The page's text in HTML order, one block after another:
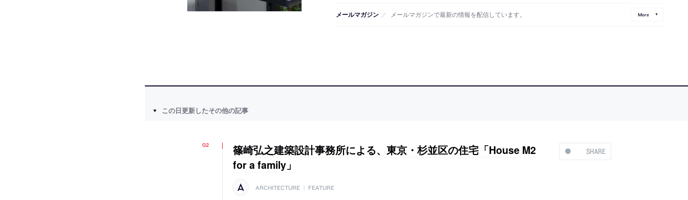
メールマガジン ／ メールマガジンで最新の情報を配信しています。 More
この日更新したその他の記事
SHARE
篠崎弘之建築設計事務所による、東京・杉並区の住宅「House M2
for a family」
ARCHITECTURE | FEATURE